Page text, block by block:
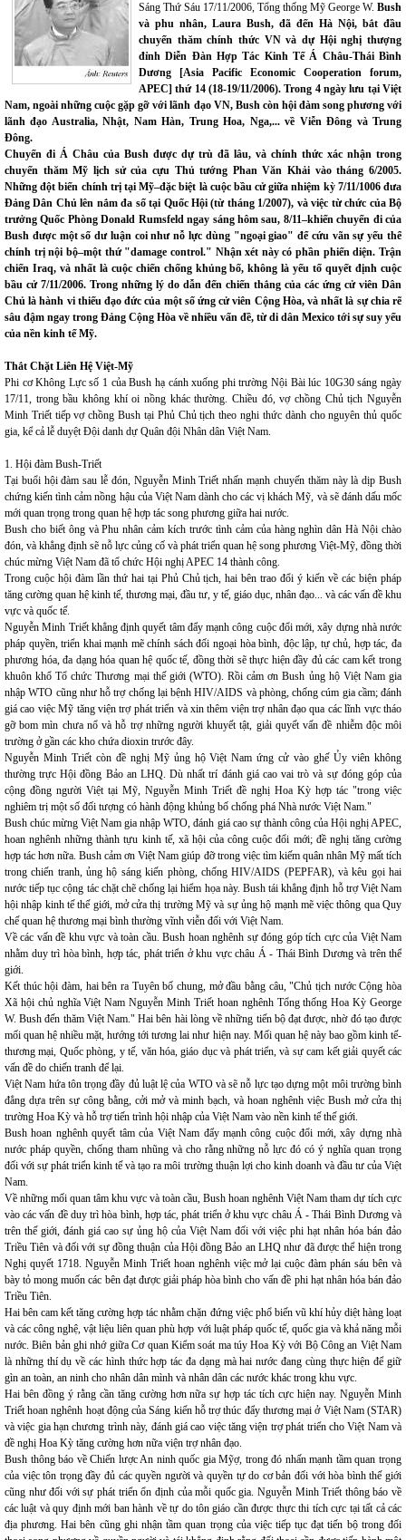
Sáng Thứ Sáu 17/11/2006, Tổng thống Mỹ George W. Bush
và phu nhân, Laura Bush, đã đến Hà Nội, bắt đầu
chuyến thăm chính thức VN và dự Hội nghị thượng
đỉnh Diễn Đàn Hợp Tác Kinh Tế Á Châu-Thái Bình
Dương [Asia Pacific Economic Cooperation forum,
APEC] thứ 14 (18-19/11/2006). Trong 4 ngày lưu tại Việt
Nam, ngoài những cuộc gặp gỡ với lãnh đạo VN, Bush còn hội đàm song phương với
lãnh đạo Australia, Nhật, Nam Hàn, Trung Hoa, Nga,... về Viễn Đông và Trung
Đông.
Chuyến đi Á Châu của Bush được dự trù đã lâu, và chính thức xác nhận trong
chuyến thăm Mỹ lịch sử của cựu Thủ tướng Phan Văn Khải vào tháng 6/2005.
Những đột biến chính trị tại Mỹ–đặc biệt là cuộc bầu cử giữa nhiệm kỳ 7/11/1006 đưa
Đảng Dân Chủ lên nắm đa số tại Quốc Hội (từ tháng 1/2007), và việc từ chức của Bộ
trưởng Quốc Phòng Donald Rumsfeld ngay sáng hôm sau, 8/11–khiến chuyến đi của
Bush được một số dư luận coi như nỗ lực dùng "ngoại giao" để cứu vãn sự yếu thế
chính trị nội bộ–một thứ "damage control." Nhận xét này có phần phiến diện. Trận
chiến Iraq, và nhất là cuộc chiến chống khủng bố, không là yếu tố quyết định cuộc
bầu cử 7/11/2006. Trong những lý do dẫn đến chiến thắng của các ứng cử viên Dân
Chủ là hành vi thiếu đạo đức của một số ứng cử viên Cộng Hòa, và nhất là sự chia rẽ
sâu đậm ngay trong Đảng Cộng Hòa về nhiều vấn đề, từ di dân Mexico tới sự suy yếu
của nền kinh tế Mỹ.
Thắt Chặt Liên Hệ Việt-Mỹ
Phi cơ Không Lực số 1 của Bush hạ cánh xuống phi trường Nội Bài lúc 10G30 sáng ngày
17/11, trong bầu không khí oi nồng khác thường. Chiều đó, vợ chồng Chủ tịch Nguyễn
Minh Triết tiếp vợ chồng Bush tại Phủ Chủ tịch theo nghi thức dành cho nguyên thủ quốc
gia, kể cả lễ duyệt Đội danh dự Quân đội Nhân dân Việt Nam.
1. Hội đàm Bush-Triết
Tại buổi hội đàm sau lễ đón, Nguyễn Minh Triết nhấn mạnh chuyến thăm này là dịp Bush
chứng kiến tình cảm nồng hậu của Việt Nam dành cho các vị khách Mỹ, và sẽ đánh dấu mốc
mới quan trọng trong quan hệ hợp tác song phương giữa hai nước.
Bush cho biết ông và Phu nhân cảm kích trước tình cảm của hàng nghìn dân Hà Nội chào
đón, và khẳng định sẽ nỗ lực củng cố và phát triển quan hệ song phương Việt-Mỹ, đồng thời
chúc mừng Việt Nam đã tổ chức Hội nghị APEC 14 thành công.
Trong cuộc hội đàm lần thứ hai tại Phủ Chủ tịch, hai bên trao đổi ý kiến về các biện pháp
tăng cường quan hệ kinh tế, thương mại, đầu tư, y tế, giáo dục, nhân đạo... và các vấn đề khu
vực và quốc tế.
Nguyễn Minh Triết khẳng định quyết tâm đẩy mạnh công cuộc đổi mới, xây dựng nhà nước
pháp quyền, triển khai mạnh mẽ chính sách đối ngoại hòa bình, độc lập, tự chủ, hợp tác, đa
phương hóa, đa dạng hóa quan hệ quốc tế, đồng thời sẽ thực hiện đầy đủ các cam kết trong
khuôn khổ Tổ chức Thương mại thế giới (WTO). Rồi cảm ơn Bush ủng hộ Việt Nam gia
nhập WTO cũng như hỗ trợ chống lại bệnh HIV/AIDS và phòng, chống cúm gia cầm; đánh
giá cao việc Mỹ tăng viện trợ phát triển và xin thêm viện trợ nhân đạo qua các lĩnh vực tháo
gỡ bom mìn chưa nổ và hỗ trợ những người khuyết tật, giải quyết vấn đề nhiễm độc môi
trường ở gần các kho chứa dioxin trước đây.
Nguyễn Minh Triết còn đề nghị Mỹ ủng hộ Việt Nam ứng cử vào ghế Ủy viên không
thường trực Hội đồng Bảo an LHQ. Dù nhất trí đánh giá cao vai trò và sự đóng góp của
cộng đồng người Việt tại Mỹ, Nguyễn Minh Triết đề nghị Hoa Kỳ hợp tác "trong việc
nghiêm trị một số đối tượng có hành động khủng bố chống phá Nhà nước Việt Nam."
Bush chúc mừng Việt Nam gia nhập WTO, đánh giá cao sự thành công của Hội nghị APEC,
hoan nghênh những thành tựu kinh tế, xã hội của công cuộc đổi mới; đề nghị tăng cường
hợp tác hơn nữa. Bush cảm ơn Việt Nam giúp đỡ trong việc tìm kiếm quân nhân Mỹ mất tích
trong chiến tranh, ủng hộ sáng kiến phòng, chống HIV/AIDS (PEPFAR), và kêu gọi hai
nước tiếp tục cộng tác chặt chẽ chống lại hiểm họa này. Bush tái khẳng định hỗ trợ Việt Nam
hội nhập kinh tế thế giới, mở cửa thị trường Mỹ và sự ủng hộ mạnh mẽ việc thông qua Quy
chế quan hệ thương mại bình thường vĩnh viễn đối với Việt Nam.
Về các vấn đề khu vực và toàn cầu. Bush hoan nghênh sự đóng góp tích cực của Việt Nam
nhằm duy trì hòa bình, hợp tác, phát triển ở khu vực châu Á - Thái Bình Dương và trên thế
giới.
Kết thúc hội đàm, hai bên ra Tuyên bố chung, mở đầu bằng câu, "Chủ tịch nước Cộng hòa
Xã hội chủ nghĩa Việt Nam Nguyễn Minh Triết hoan nghênh Tổng thống Hoa Kỳ George
W. Bush đến thăm Việt Nam." Hai bên hài lòng về những tiến bộ đạt được, nhờ đó tạo được
mối quan hệ nhiều mặt, hướng tới tương lai như hiện nay. Mối quan hệ này bao gồm kinh tế-
thương mại, Quốc phòng, y tế, văn hóa, giáo dục và phát triển, và sự cam kết giải quyết các
vấn đề do chiến tranh để lại.
Việt Nam hứa tôn trọng đầy đủ luật lệ của WTO và sẽ nỗ lực tạo dựng một môi trường bình
đẳng dựa trên sự công bằng, cởi mở và minh bạch, và hoan nghênh việc Bush mở cửa thị
trường Hoa Kỳ và hỗ trợ tiến trình hội nhập của Việt Nam vào nền kinh tế thế giới.
Bush hoan nghênh quyết tâm của Việt Nam đẩy mạnh công cuộc đổi mới, xây dựng nhà
nước pháp quyền, chống tham nhũng và cho rằng những nỗ lực đó có ý nghĩa quan trọng
đối với sự phát triển kinh tế và tạo ra môi trường thuận lợi cho kinh doanh và đầu tư của Việt
Nam.
Về những mối quan tâm khu vực và toàn cầu, Bush hoan nghênh Việt Nam tham dự tích cực
vào các vấn đề duy trì hòa bình, hợp tác, phát triển ở khu vực châu Á - Thái Bình Dương và
trên thế giới, đánh giá cao sự ủng hộ của Việt Nam đối với việc phi hạt nhân hóa bán đảo
Triều Tiên và đối với sự đồng thuận của Hội đồng Bảo an LHQ như đã được thể hiện trong
Nghị quyết 1718. Nguyễn Minh Triết hoan nghênh việc mở lại cuộc đàm phán sáu bên và
bày tỏ mong muốn các bên đạt được giải pháp hòa bình cho vấn đề phi hạt nhân hóa bán đảo
Triều Tiên.
Hai bên cam kết tăng cường hợp tác nhằm chặn đứng việc phổ biến vũ khí hủy diệt hàng loạt
và các công nghệ, vật liệu liên quan phù hợp với luật pháp quốc tế, quốc gia và khả năng mỗi
nước. Biên bản ghi nhớ giữa Cơ quan Kiểm soát ma túy Hoa Kỳ với Bộ Công an Việt Nam
là những thí dụ về các hình thức hợp tác đa dạng mà hai nước đang cùng thực hiện để giữ
gìn an toàn, an ninh cho nhân dân mình và nhân dân các nước khác trong khu vực.
Hai bên đồng ý rằng cần tăng cường hơn nữa sự hợp tác tích cực hiện nay. Nguyễn Minh
Triết hoan nghênh hoạt động của Sáng kiến hỗ trợ thúc đẩy thương mại ở Việt Nam (STAR)
và việc gia hạn chương trình này, đánh giá cao việc tăng viện trợ phát triển cho Việt Nam và
đề nghị Hoa Kỳ tăng cường hơn nữa viện trợ nhân đạo.
Bush thông báo về Chiến lược An ninh quốc gia Mỹợ, trong đó nhấn mạnh tầm quan trọng
của việc tôn trọng đầy đủ các quyền người và quyền tự do cơ bản đối với hòa bình thế giới
cũng như đối với sự phát triển ổn định của mỗi quốc gia. Nguyễn Minh Triết thông báo về
các luật và quy định mới ban hành về tự do tôn giáo cần được thực thi tích cực tại tất cả các
địa phương. Hai bên cũng ghi nhận tầm quan trọng của việc tiếp tục đạt tiến bộ trong đối